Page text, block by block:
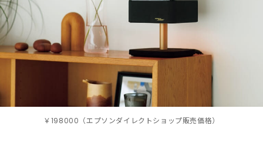
￥198000（エプソンダイレクトショップ販売価格）